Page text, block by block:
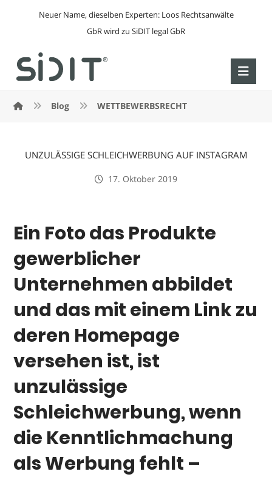
Neuer Name, dieselben Experten: Loos Rechtsanwälte
GbR wird zu SiDIT legal GbR
Blog WETTBEWERBSRECHT
UNZULÄSSIGE SCHLEICHWERBUNG AUF INSTAGRAM
17. Oktober 2019
Ein Foto das Produkte
gewerblicher
Unternehmen abbildet
und das mit einem Link zu
deren Homepage
versehen ist, ist
unzulässige
Schleichwerbung, wenn
die Kenntlichmachung
als Werbung fehlt –